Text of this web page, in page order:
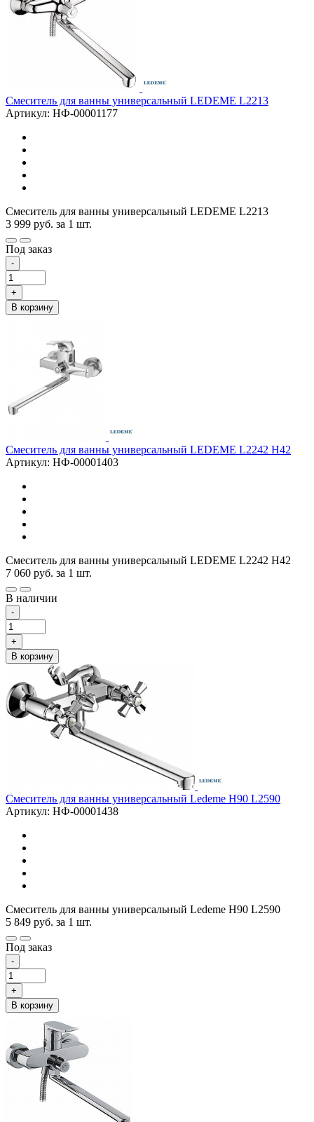
Смеситель для ванны универсальный LEDEME L2213
Артикул: НФ-00001177
Смеситель для ванны универсальный LEDEME L2213
3 999 руб. за 1 шт.
Под заказ
-
+
В корзину
Смеситель для ванны универсальный LEDEME L2242 H42
Артикул: НФ-00001403
Смеситель для ванны универсальный LEDEME L2242 H42
7 060 руб. за 1 шт.
В наличии
-
+
В корзину
Смеситель для ванны универсальный Ledeme H90 L2590
Артикул: НФ-00001438
Смеситель для ванны универсальный Ledeme H90 L2590
5 849 руб. за 1 шт.
Под заказ
-
+
В корзину